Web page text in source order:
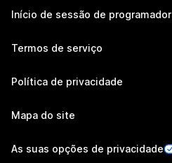
Início de sessão de programador
Termos de serviço
Política de privacidade
Mapa do site
As suas opções de privacidade